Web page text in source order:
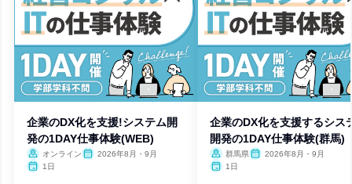
企業のDX化を支援!システム開
発の1DAY仕事体験(WEB)
オンライン
2026年8月・9月
1日
企業のDX化を支援するシス
開発の1DAY仕事体験(群馬)
群馬県
2026年8月・9月
1日